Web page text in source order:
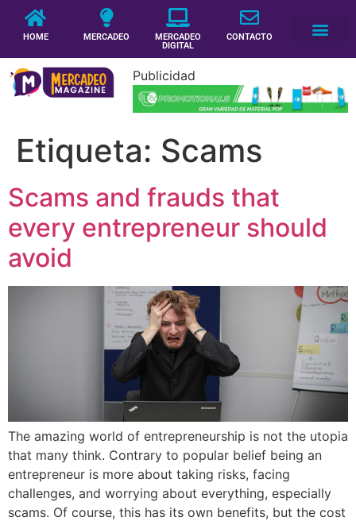
HOME MERCADEO
MERCADEO
DIGITAL
CONTACTO
Publicidad
Etiqueta: Scams
Scams and frauds that
every entrepreneur should
avoid
The amazing world of entrepreneurship is not the utopia
that many think. Contrary to popular belief being an
entrepreneur is more about taking risks, facing
challenges, and worrying about everything, especially
scams. Of course, this has its own benefits, but the cost